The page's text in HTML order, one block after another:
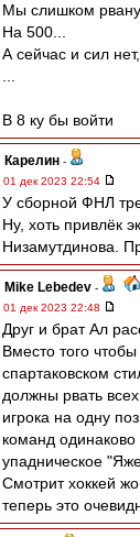
Мы слишком
На 500...
А сейчас и сил
В 8 ку бы войти
Карелин -
01 дек 2023 22:54
У сборной ФНЛ
Ну, хоть привлёк
Низамутдинова.
Mike Lebedev -
01 дек 2023 22:48
Друг и брат Ал
Вместо того
спартаковском
должны рвать
игрока на одну
команд одинаково
упадническое
Смотрит хоккей
теперь это